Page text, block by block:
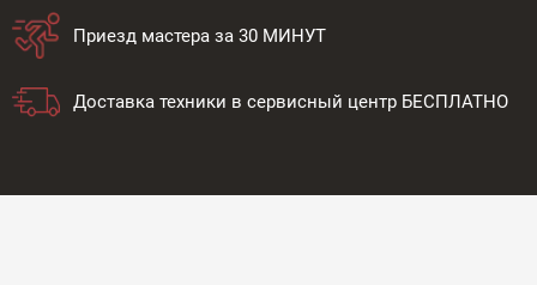
Приезд мастера за 30 МИНУТ
Доставка техники в сервисный центр БЕСПЛАТНО